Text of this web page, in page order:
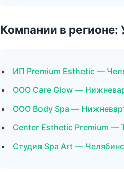
Компании в
ИП Premium Esthetic —
ООО Care Glow —
ООО Body Spa —
Center Esthetic Premium —
Студия Spa Art —